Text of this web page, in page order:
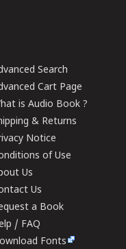
Search
Cart Page
is Audio Book ?
& Returns
Notice
of Use
Us
Us
a Book
/ FAQ
Fonts